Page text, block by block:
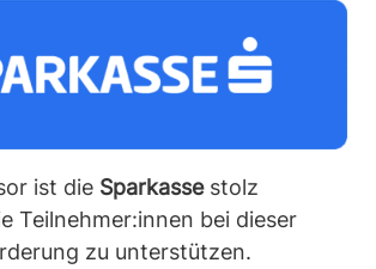
ist die Sparkassestolz
Teilnehmer:innen bei dieser
zu unterstützen.